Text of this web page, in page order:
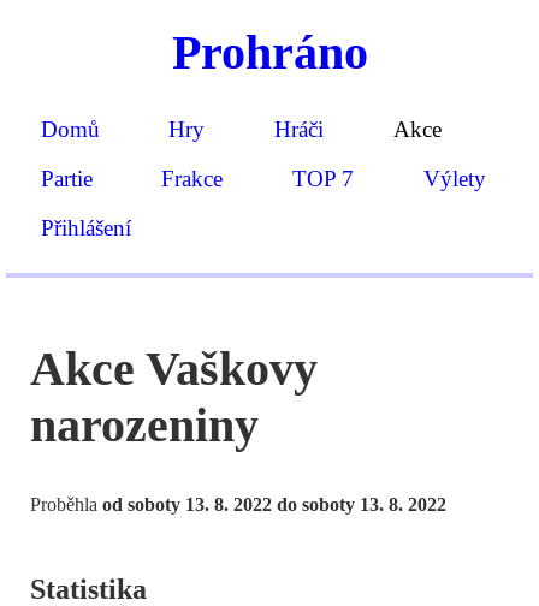
Prohráno
Domů Hry Hráči
Akce
Partie
Frakce TOP 7
Výlety
Přihlášení
Akce Vaškovy
narozeniny
Proběhla od soboty 13. 8. 2022 do soboty 13. 8. 2022
Statistika